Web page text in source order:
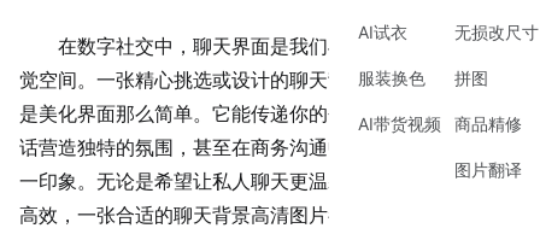
AI试衣
服装换色
AI带货视频
无损改尺寸
拼图
商品精修
图片翻译
在数字社交中，聊天界面是我们与他人 互动
最频繁的视
觉空间。一张精心挑选或设计的聊天背景高清图片，远不止
是美化界面那么简单。它能传递你的个性与品味，为日常对
话营造独特的氛围，甚至在商务沟通中塑造专业、可靠的第
一印象。无论是希望让私人聊天更温馨，还是让工作群聊更
高效，一张合适的聊天背景高清图片都扮演着无声却重要的